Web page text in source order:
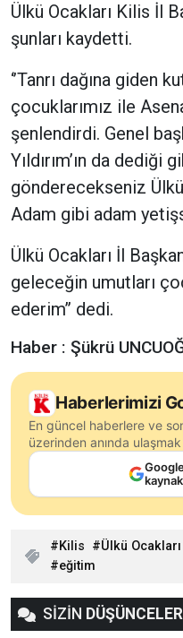
Ülkü Ocakları Kilis İl
şunları kaydetti.
‘’Tanrı dağına giden
çocuklarımız ile
şenlendirdi. Genel
Yıldırım’ın da dediği
gönderecekseniz
Adam gibi adam
Ülkü Ocakları İl
geleceğin umutları
ederim’’ dedi.
Haber : Şükrü
Haberlerimizi
En güncel haberlere ve
üzerinden anında
Kilis Ülkü Ocakları
eğitim
SİZİN